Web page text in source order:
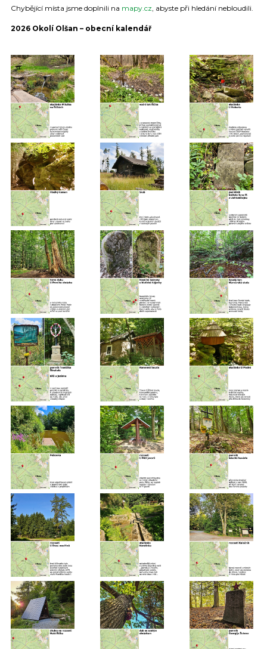
Chybějící místa jsme doplnili na mapy.cz , abyste při hledání nebloudili.
2026 Okolí Olšan – obecní kalendář